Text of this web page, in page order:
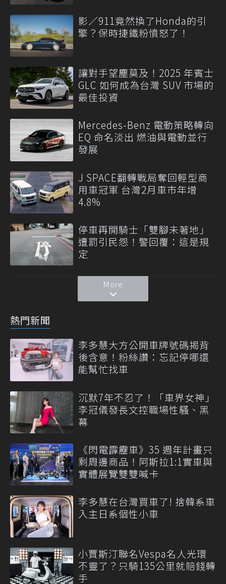
影／911竟然換了Honda的引
擎？保時捷鐵粉憤怒了！
讓對手望塵莫及！2025 年賓士
GLC 如何成為台灣 SUV 市場的
最佳投資
Mercedes-Benz 電動策略轉向
EQ 命名淡出 燃油與電動並行
發展
J SPACE翻轉戰局奪回輕型商
用車冠軍 台灣2月車市年增
4.8%
停車再開騎士「雙腳未著地」
遭罰引民怨！警回覆：這是規
定
More
熱門新聞
李多慧大方公開車牌號碼揭背
後含意！粉絲讚：忘記停哪還
能幫忙找車
沉默7年不忍了！「車界女神」
李冠儀發長文控職場性騷、黑
幕
《閃電霹靂車》35 週年計畫只
剩周邊商品！阿斯拉1:1實車與
實體展覽雙雙喊卡
李多慧在台灣買車了! 捨韓系車
入主日系個性小車
小賈斯汀聯名Vespa名人光環
不靈了？只騎135公里就賠錢轉
手